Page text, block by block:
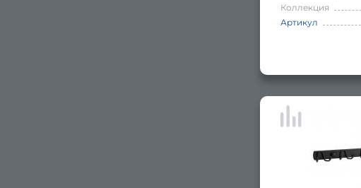
Коллекция
Артикул